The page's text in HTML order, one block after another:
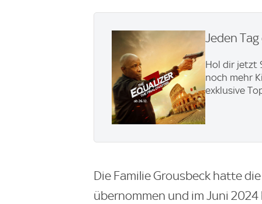
Jeden
Hol dir jetzt
noch mehr
exklusive
Die Familie Grousbeck hatte
übernommen und im Juni